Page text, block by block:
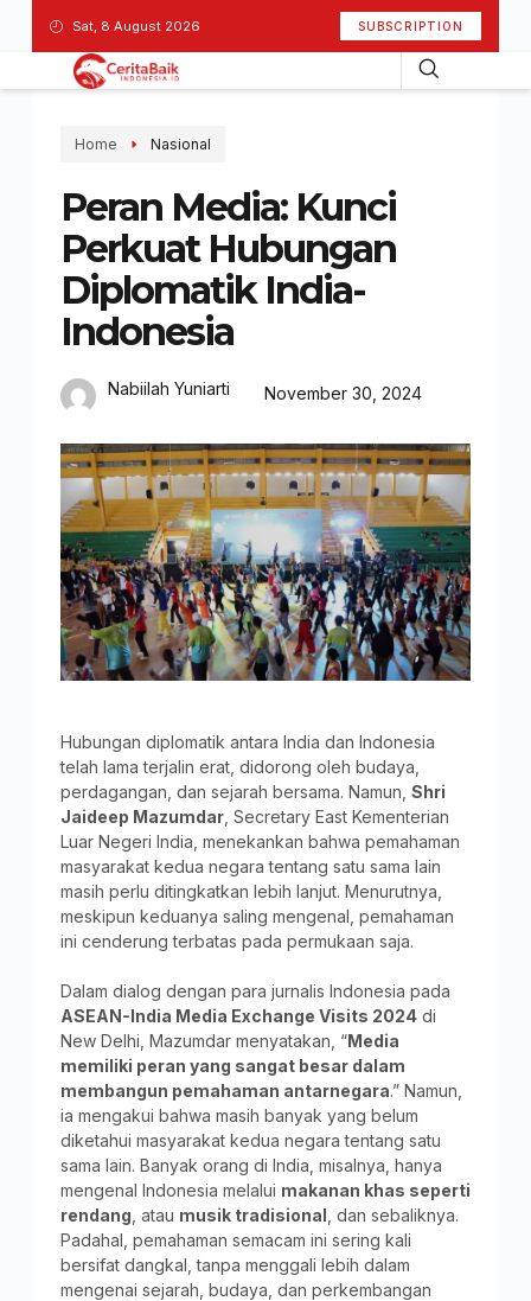
Sat, 8 August 2026 SUBSCRIPTION
Home Nasional
Peran Media: Kunci
Perkuat Hubungan
Diplomatik India-
Indonesia
Nabiilah Yuniarti November 30, 2024
Hubungan diplomatik antara India dan Indonesia
telah lama terjalin erat, didorong oleh budaya,
perdagangan, dan sejarah bersama. Namun, Shri
Jaideep Mazumdar, Secretary East Kementerian
Luar Negeri India, menekankan bahwa pemahaman
masyarakat kedua negara tentang satu sama lain
masih perlu ditingkatkan lebih lanjut. Menurutnya,
meskipun keduanya saling mengenal, pemahaman
ini cenderung terbatas pada permukaan saja.
Dalam dialog dengan para jurnalis Indonesia pada
ASEAN-India Media Exchange Visits 2024di
New Delhi, Mazumdar menyatakan, “Media
memiliki peran yang sangat besar dalam
membangun pemahaman antarnegara.” Namun,
ia mengakui bahwa masih banyak yang belum
diketahui masyarakat kedua negara tentang satu
sama lain. Banyak orang di India, misalnya, hanya
mengenal Indonesia melalui makanan khas seperti
rendang , atau musik tradisional , dan sebaliknya.
Padahal, pemahaman semacam ini sering kali
bersifat dangkal, tanpa menggali lebih dalam
mengenai sejarah, budaya, dan perkembangan